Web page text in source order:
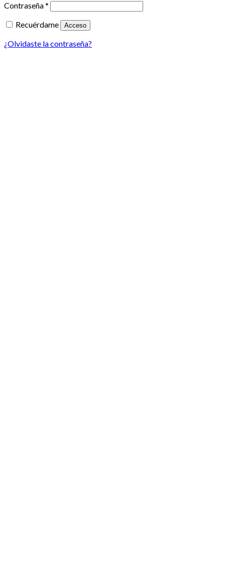
Contraseña*
Recuérdame
Acceso
¿Olvidaste la contraseña?